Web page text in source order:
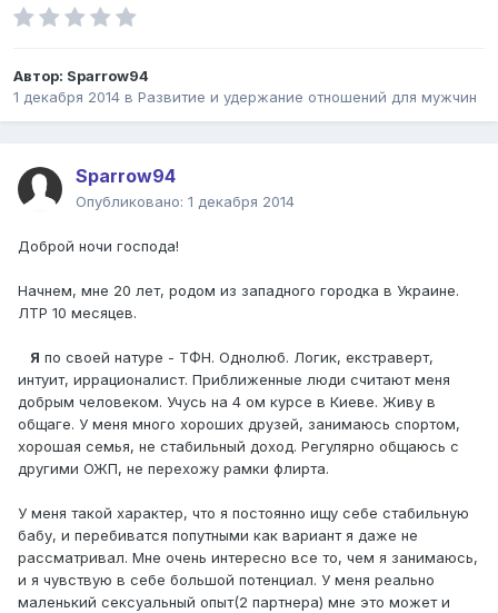
Автор: Sparrow94
1 декабря 2014 в Pазвитие и удержание отношений для мужчин
Sparrow94
Опубликовано: 1 декабря 2014
Доброй ночи господа!
Начнем, мне 20 лет, родом из западного городка в Украине.
ЛТР 10 месяцев.
Я по своей натуре - ТФН. Однолюб. Логик, екстраверт,
интуит, иррационалист. Приближенные люди считают меня
добрым человеком. Учусь на 4 ом курсе в Киеве. Живу в
общаге. У меня много хороших друзей, занимаюсь спортом,
хорошая семья, не стабильный доход. Регулярно общаюсь с
другими ОЖП, не перехожу рамки флирта.
У меня такой характер, что я постоянно ищу себе стабильную
бабу, и перебиватся попутными как вариант я даже не
рассматривал. Мне очень интересно все то, чем я занимаюсь,
и я чувствую в себе большой потенциал. У меня реально
маленький сексуальный опыт(2 партнера) мне это может и